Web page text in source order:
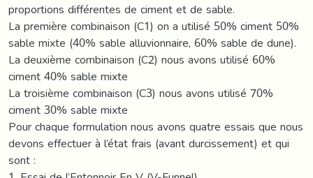
proportions différentes de ciment et de sable.
La première combinaison (C1) on a utilisé 50% ciment 50%
sable mixte (40% sable alluvionnaire, 60% sable de dune).
La deuxième combinaison (C2) nous avons utilisé 60%
ciment 40% sable mixte
La troisième combinaison (C3) nous avons utilisé 70%
ciment 30% sable mixte
Pour chaque formulation nous avons quatre essais que nous
devons effectuer à l’état frais (avant durcissement) et qui
sont :